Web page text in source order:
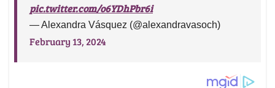
pic.twitter.com/o6YDhPbr6i
— Alexandra Vásquez (@alexandravasoch)
February 13, 2024